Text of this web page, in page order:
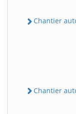
Chantier
Chantier